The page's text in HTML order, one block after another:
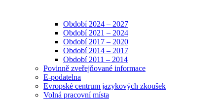
Období 2024 – 2027
Období 2021 – 2024
Období 2017 – 2020
Období 2014 – 2017
Období 2011 – 2014
Povinně zveřejňované informace
E-podatelna
Evropské centrum jazykových zkoušek
Volná pracovní místa